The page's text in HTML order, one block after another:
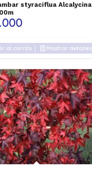
styraciflua Alcalycina
al carrito Mostrar detalles